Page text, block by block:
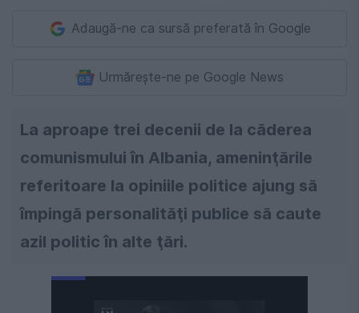
Adaugă-ne ca sursă preferată în Google
Urmărește-ne pe Google News
La aproape trei decenii de la căderea
comunismului în Albania, ameninţările
referitoare la opiniile politice ajung să
împingă personalităţi publice să caute
azil politic în alte ţări.